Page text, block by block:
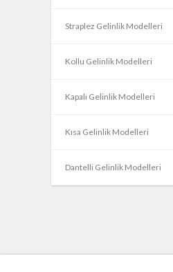
Straplez Gelinlik Modelleri
Kollu Gelinlik Modelleri
Kapalı Gelinlik Modelleri
Kısa Gelinlik Modelleri
Dantelli Gelinlik Modelleri